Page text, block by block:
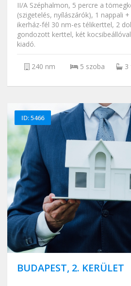
II/A Széphalmon, 5 percre a
(szigetelés, nyílászárók), 1 nappali
ikerház-fél 30 nm-es télikerttel, 2
gondozott kerttel, két
kiadó.
240 nm 5 szoba 3
ID: 5466
BUDAPEST, 2. KERÜLET